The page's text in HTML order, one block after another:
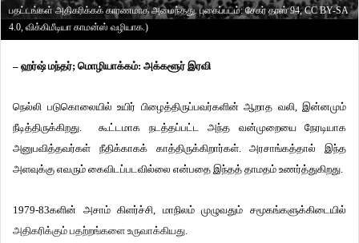
பதட்டங்கள் அதிகரிக்கக் காரணமாக அமைந்தது. புகைப்படம்: சேகர் தாஸ் 94, CC BY-SA
4.0, விக்கிமீடியா காமன்ஸ் வழியாக.)
– ஹர்ஷ் மந்தர்; மொழியாக்கம்: அக்களூர் இரவி
நெல்லி படுகொலையில் உயிர் பிழைத்திருப்பவர்களின் ஆறாத வலி, இன்னமும்
நீடித்திருக்கிறது. கூட்டமாக நடத்தப்பட்ட அந்த வன்முறையை நேரடியாக
அனுபவித்தவர்கள் நீதிக்காகக் காத்திருக்கிறார்கள். அரசாங்கத்தால் இந்த
அளவுக்கு எவரும் கைவிடப்படவில்லை என்பதை இந்தத் தாமதம் உணர்த்துகிறது.
1979-83களின் அசாம் கிளர்ச்சி, மாநிலம் முழுவதும் சமூகங்களுக்கிடையில்
அதிகரிக்கும் பதற்றங்களை உருவாக்கியது.